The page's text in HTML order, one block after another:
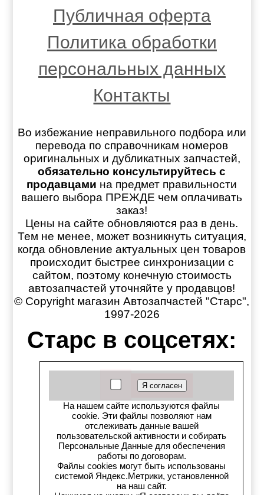
Публичная оферта
Политика обработки
персональных данных
Контакты
Во избежание неправильного подбора или
перевода по справочникам номеров
оригинальных и дубликатных запчастей,
обязательно консультируйтесь с
продавцами на предмет правильности
вашего выбора ПРЕЖДЕ чем оплачивать
заказ!
Цены на сайте обновляются раз в день.
Тем не менее, может возникнуть ситуация,
когда обновление актуальных цен товаров
происходит быстрее синхронизации с
сайтом, поэтому конечную стоимость
автозапчастей уточняйте у продавцов!
© Copyright магазин Автозапчастей "Старс",
1997-2026
Старс в соцсетях:
Старс вКонтакте
Старс в YouTube
Телеграм-канал
Старс на Drom.ru
Старс в auto.ru
На нашем сайте используются файлы
cookie. Эти файлы позволяют нам
отслеживать данные вашей
пользовательской активности и собирать
Персональные Данные для обеспечения
работы по договорам.
Файлы cookies могут быть использованы
системой Яндекс.Метрики, установленной
на наш сайт.